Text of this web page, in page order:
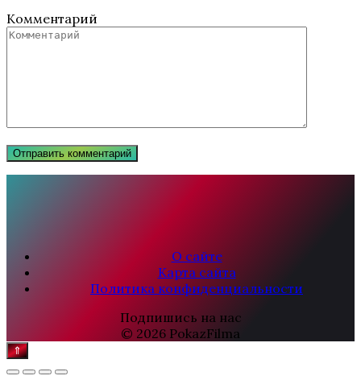
Комментарий
О сайте
Карта сайта
Политика конфиденциальности
Подпишись на нас
© 2026 PokazFilma